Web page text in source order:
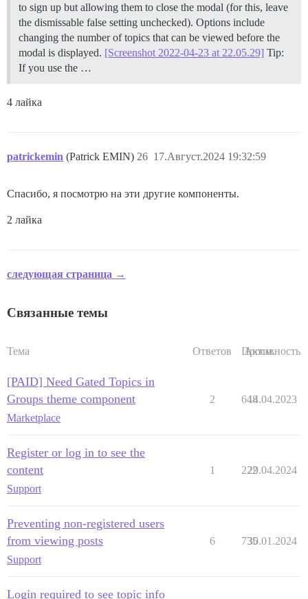
to sign up but allowing them to close the modal (for this, leave
the dismissable false setting unchecked). Options include
changing the number of topics that can be viewed before the
modal is displayed. [Screenshot 2022-04-23 at 22.05.29] Tip:
If you use the …
4 лайка
patrickemin (Patrick EMIN) 17.Август.2024 19:32:59
26
Спасибо, я посмотрю на эти другие компоненты.
2 лайка
следующая страница →
Связанные темы
Тема Ответов Просм.
Активность
[PAID] Need Gated Topics in
Groups theme component
Marketplace
2 648
14.04.2023
Register or log in to see the
content
Support
1 222
29.04.2024
Preventing non-registered users
from viewing posts
Support
6 735
30.01.2024
Login required to see topic info